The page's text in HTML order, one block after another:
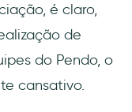
é claro,
de
do Pendo, o
cansativo.